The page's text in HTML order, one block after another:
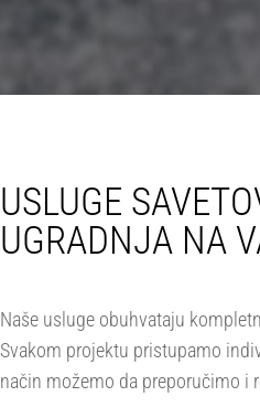
USLUGE
UGRADNJA NA
Naše usluge obuhvataju
Svakom projektu pristupamo
način možemo da preporučimo i